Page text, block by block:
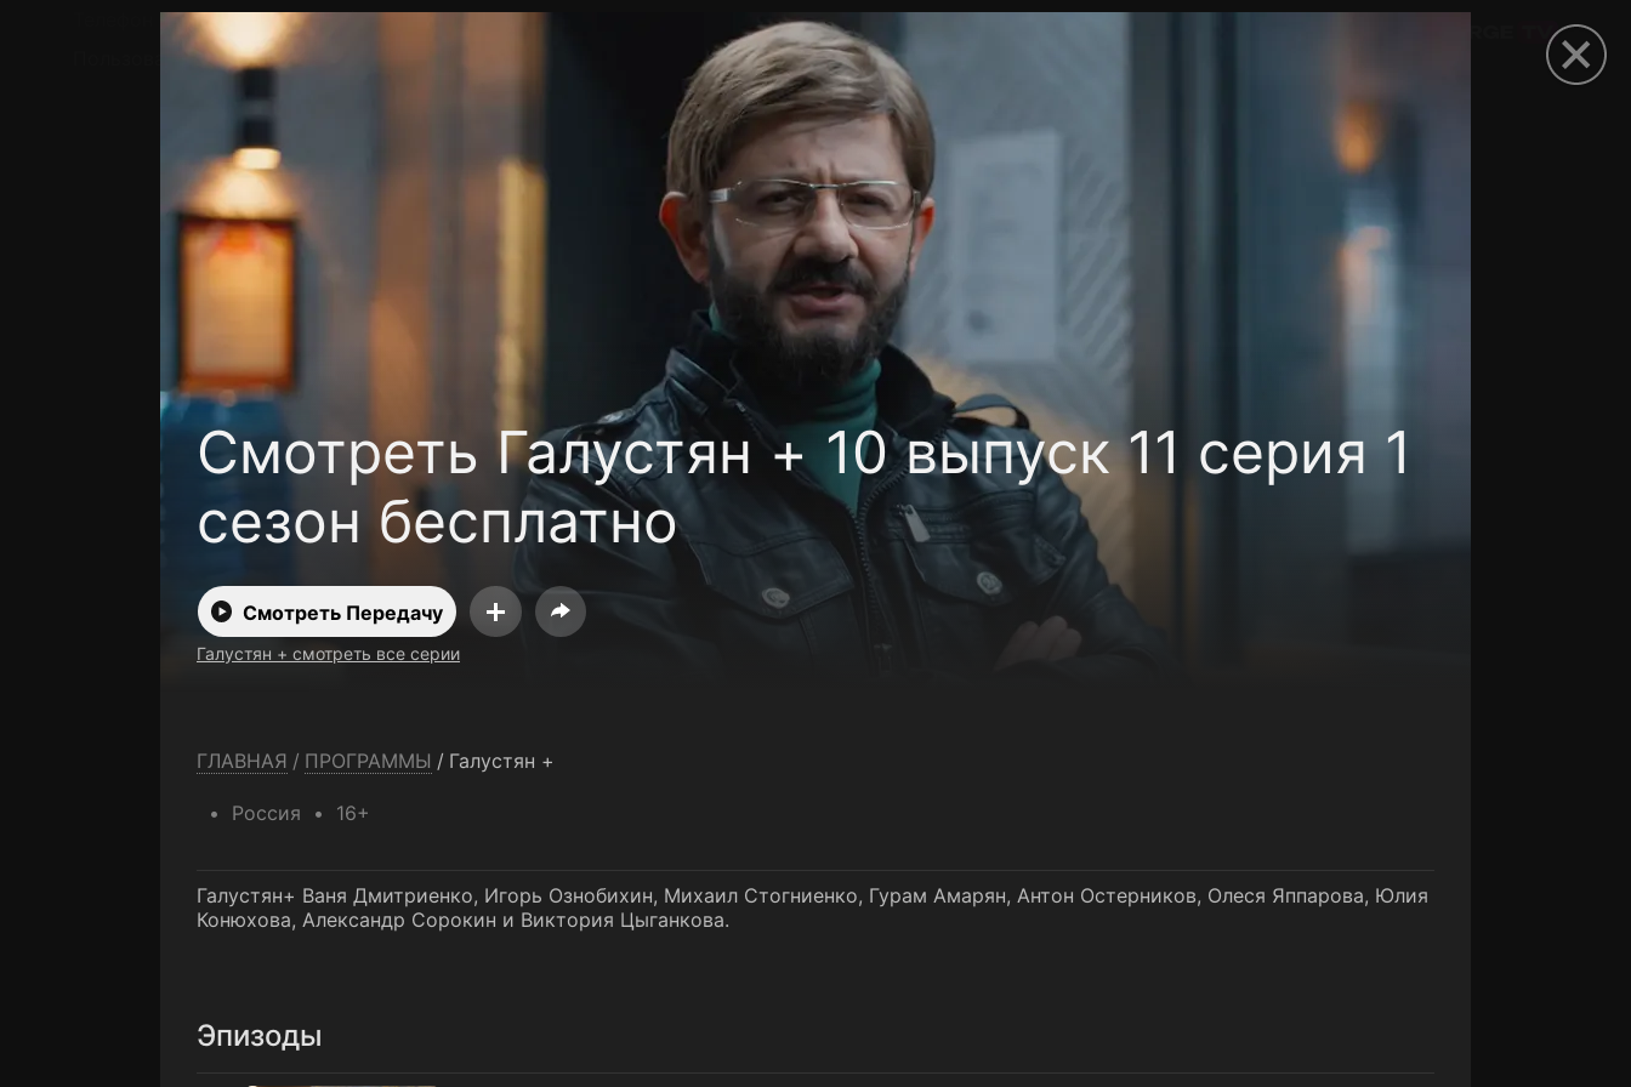
Смотреть Галустян + 10 выпуск 11 серия 1
сезон бесплатно
Смотреть Передачу
Галустян + смотреть все серии
ГЛАВНАЯ / ПРОГРАММЫ / Галустян +
Россия 16+
Галустян+ Ваня Дмитриенко, Игорь Ознобихин, Михаил Стогниенко, Гурам Амарян, Антон Остерников, Олеся Яппарова, Юлия
Конюхова, Александр Сорокин и Виктория Цыганкова.
Эпизоды
Телефон поддержки:+7 (727) 323 10 92
Пользовательское соглашение
Политика конфиденциальности Открыть приложение